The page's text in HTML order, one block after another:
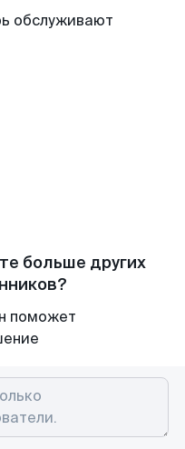
обслуживают
больше других
поможет